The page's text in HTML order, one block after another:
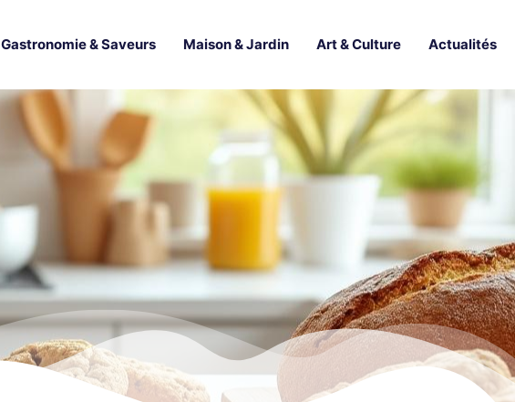
Gastronomie & Saveurs Maison & Jardin Art & Culture Actualités